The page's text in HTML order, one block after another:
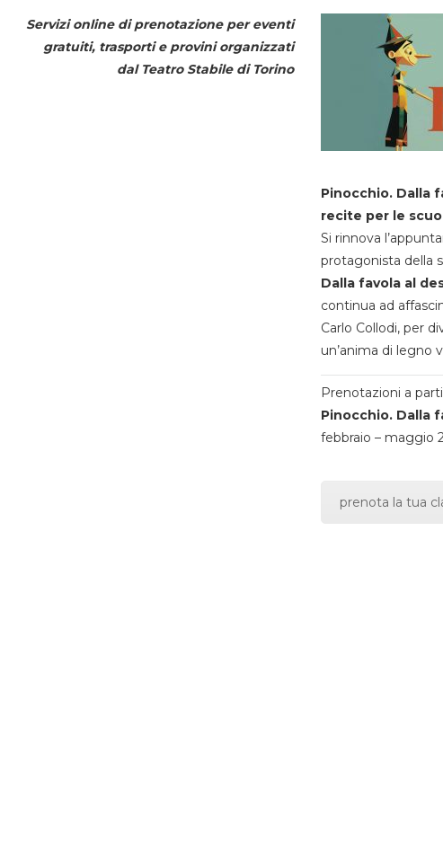
Servizi online di prenotazione per eventi
gratuiti, trasporti e provini organizzati
dal Teatro Stabile di Torino
Pinocchio. Dalla
recite per le
Si rinnova
protagonista della
Dalla favola al
continua ad
Carlo Collodi, per
un’anima di legno
Prenotazioni a
Pinocchio. Dalla
febbraio – maggio
prenota la tua